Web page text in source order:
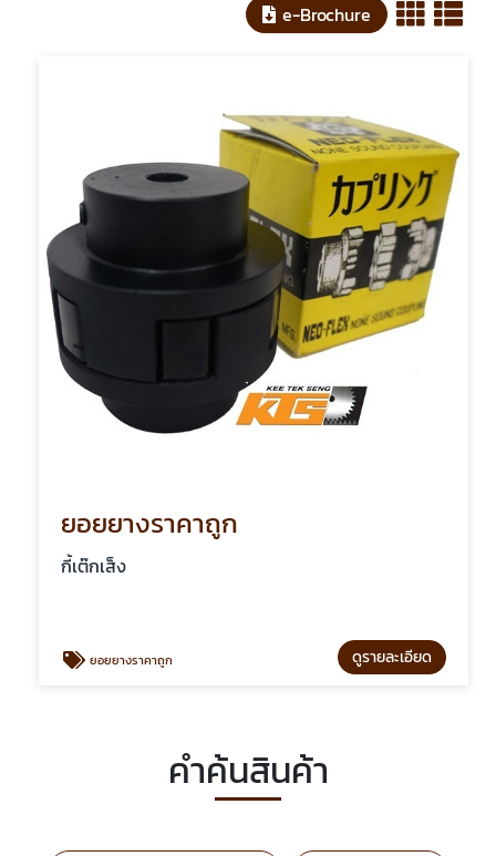
e-Brochure
ยอยยางราคาถูก
กี้เต๊กเส็ง
ยอยยางราคาถูก ดูรายละเอียด
คำค้นสินค้า